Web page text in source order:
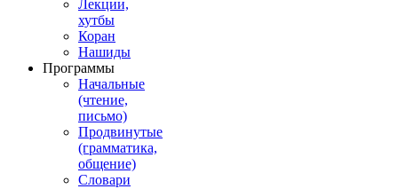
Лекции,
хутбы
Коран
Нашиды
Программы
Начальные
(чтение,
письмо)
Продвинутые
(грамматика,
общение)
Словари